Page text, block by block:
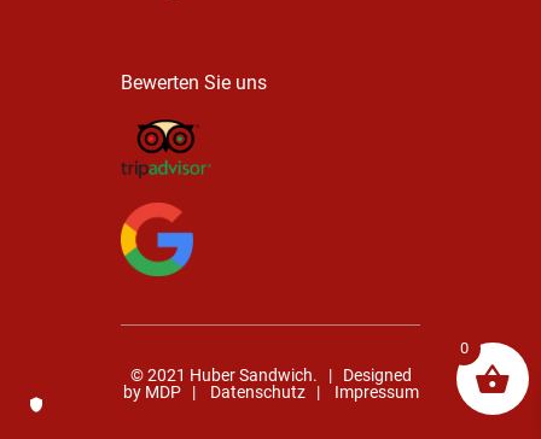
Bewerten Sie uns
© 2021 Huber Sandwich. | Designed
by MDP| Datenschutz| Impressum
0